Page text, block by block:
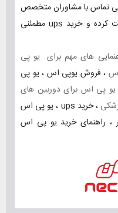
تماس با مشاوران متخصص
رایانیکس راهنمایی های لازم را دریافت کرده و خرید ups مطمئنی
های مهم برای یو پی
، فروش یوپی اس ، یو پی
یو پی اس برای دوربین های
،خرید ups ،یو پی اس
، راهنمای خرید یو پی اس